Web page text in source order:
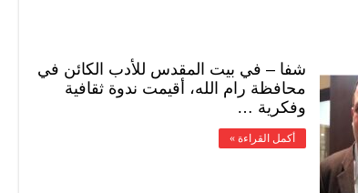
شفا – في بيت المقدس للأدب الكائن في
محافظة رام الله، أقيمت ندوة ثقافية
وفكرية …
أكمل القراءة »